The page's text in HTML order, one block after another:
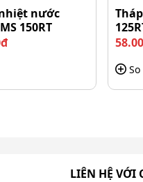
nước
150RT
LIÊN HỆ VỚI